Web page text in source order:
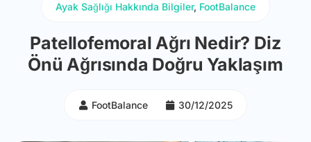
Ayak Sağlığı Hakkında Bilgiler, FootBalance
Patellofemoral Ağrı Nedir? Diz
Önü Ağrısında Doğru Yaklaşım
FootBalance 30/12/2025